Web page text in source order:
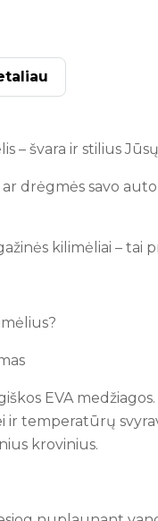
– švara ir stilius
drėgmės savo
kilimėliai – tai
EVA medžiagos.
ir temperatūrų
krovinius.